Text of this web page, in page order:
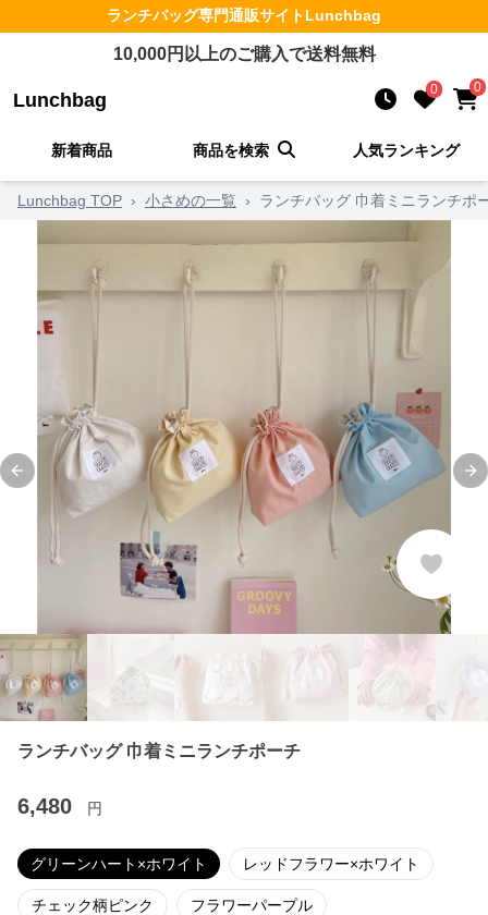
ランチバッグ専門通販サイトLunchbag
10,000円以上のご購入で送料無料
Lunchbag 0 0
新着商品 商品を検索 人気ランキング
Lunchbag TOP › 小さめの一覧 › ランチバッグ 巾着ミニランチポ
Previous slide
ランチバッグ 巾着ミニランチポーチ
6,480 円
グリーンハート×ホワイト レッドフラワー×ホワイト
チェック柄ピンク フラワーパープル